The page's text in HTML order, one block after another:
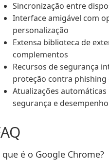
Sincronização entre
Interface amigável com
personalização
Extensa biblioteca de
complementos
Recursos de segurança
proteção contra phishing
Atualizações
segurança e desempenho
que é o Google Chrome?